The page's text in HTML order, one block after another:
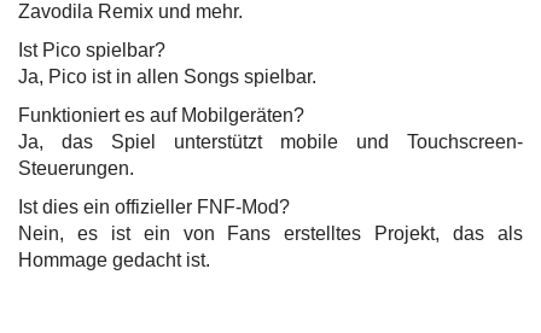
Zavodila Remix und mehr.
Ist Pico spielbar?
Ja, Pico ist in allen Songs spielbar.
Funktioniert es auf Mobilgeräten?
Ja, das Spiel unterstützt mobile und Touchscreen-
Steuerungen.
Ist dies ein offizieller FNF-Mod?
Nein, es ist ein von Fans erstelltes Projekt, das als
Hommage gedacht ist.